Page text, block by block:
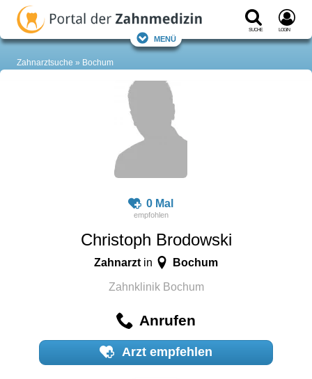
Suche Login
Menü
Zahnarztsuche Bochum
0 Mal
Christoph Brodowski
Zahnarztin Bochum
Zahnklinik Bochum
Anrufen
Arzt empfehlen